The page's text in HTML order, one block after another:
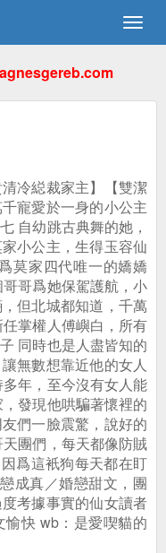
冷縂裁家主】【雙潔
寵愛於一身的小公主
自幼跳古典舞的她，
小公主，生得玉容仙
莫家四代唯一的嬌嬌
哥爲她保駕護航，小
但北城都知道，千萬
掌權人傅嶼白，所有
同時也是人盡皆知的
無數想靠近他的女人
年，至今沒有女人能
發現他哄騙著懷裡的
們一臉震驚，說好的
團們，每天都像防賊
爲這衹狗每天都在盯
成真／婚戀甜文，團
考據事實的仙女讀者
快 wb：是愛喫貓的